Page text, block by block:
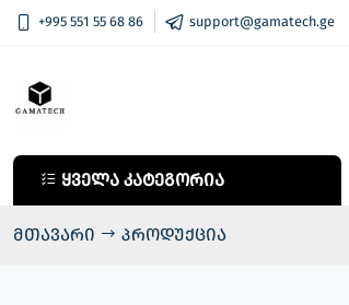
+995 551 55 68 86 support@gamatech.ge
ყველა კატეგორია
კომპიუტერული ტექნიკა
ყველა კატეგორია
მთავარი პროდუქცია